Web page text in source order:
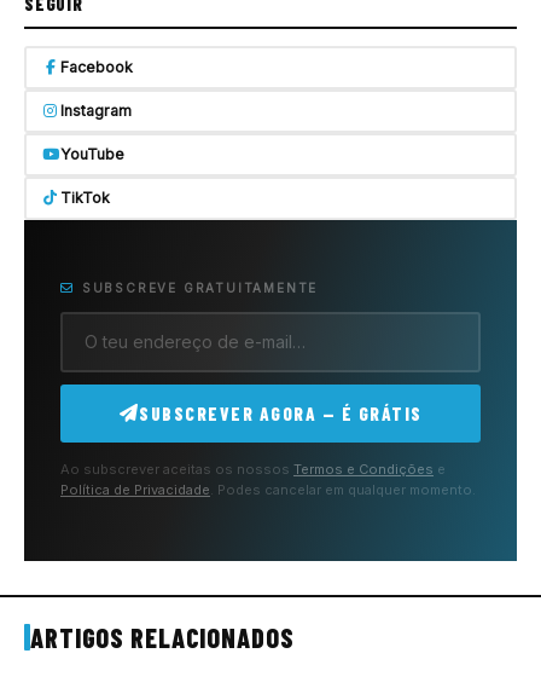
Facebook
Instagram
YouTube
TikTok
SUBSCREVE GRATUITAMENTE
SUBSCREVER AGORA — É GRÁTIS
Ao subscrever aceitas os nossos Termos e Condições e
Política de Privacidade . Podes cancelar em qualquer momento.
ARTIGOS RELACIONADOS